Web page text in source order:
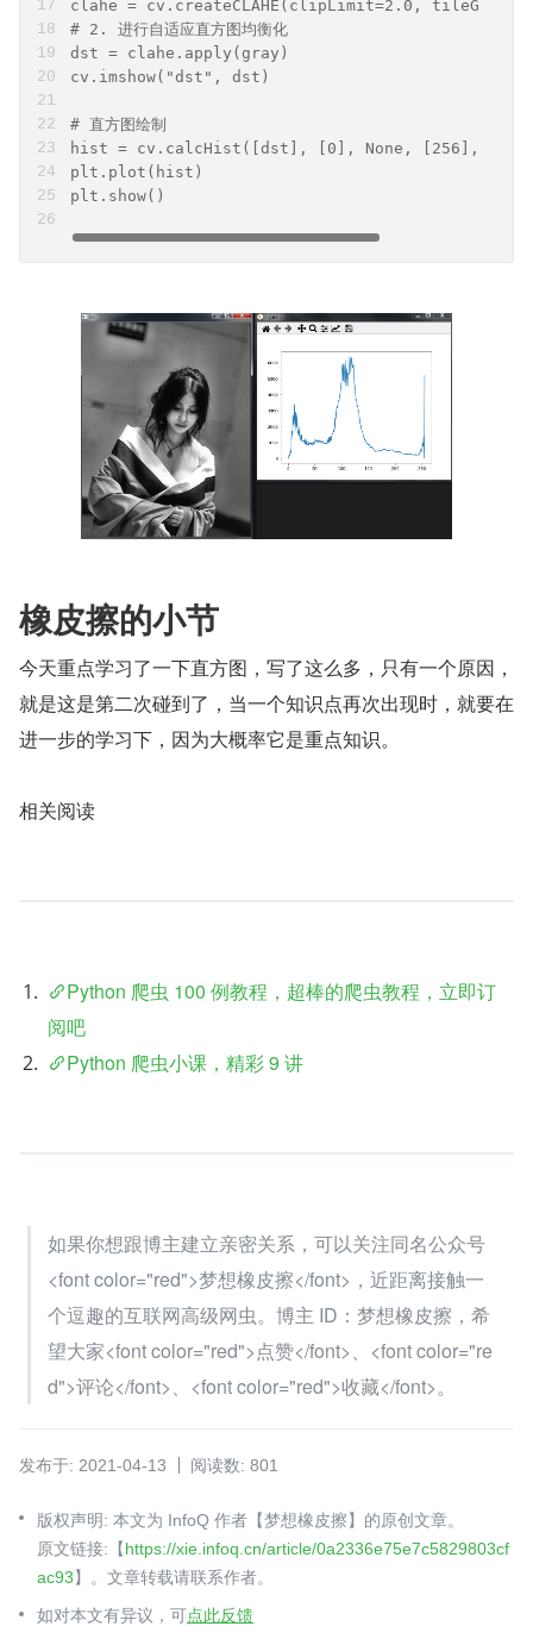
clahe = cv.createCLAHE(clipLimit=2.0,
# 2. 进行自适应直方图均衡化
dst = clahe.apply(gray)
cv.imshow("dst", dst)
# 直方图绘制
hist = cv.calcHist([dst], [0], None, [256], [0,
plt.plot(hist)
plt.show()
橡皮擦的小节
今天重点学习了一下直方图，写了这么多，只有一个原因，
就是这是第二次碰到了，当一个知识点再次出现时，就要在
进一步的学习下，因为大概率它是重点知识。
相关阅读
Python 爬虫 100 例教程，超棒的爬虫教程，立即订
阅吧
Python 爬虫小课，精彩 9 讲
如果你想跟博主建立亲密关系，可以关注同名公众号
<font color="red">梦想橡皮擦</font>，近距离接触一
个逗趣的互联网高级网虫。博主 ID：梦想橡皮擦，希
望大家<font color="red">点赞</font>、<font color="re
d">评论</font>、<font color="red">收藏</font>。
发布于: 2021-04-13 阅读数: 801
版权声明: 本文为 InfoQ 作者【梦想橡皮擦】的原创文章。
原文链接:【https://xie.infoq.cn/article/0a2336e75e7c5829803cf
ac93】。文章转载请联系作者。
如对本文有异议，可点此反馈